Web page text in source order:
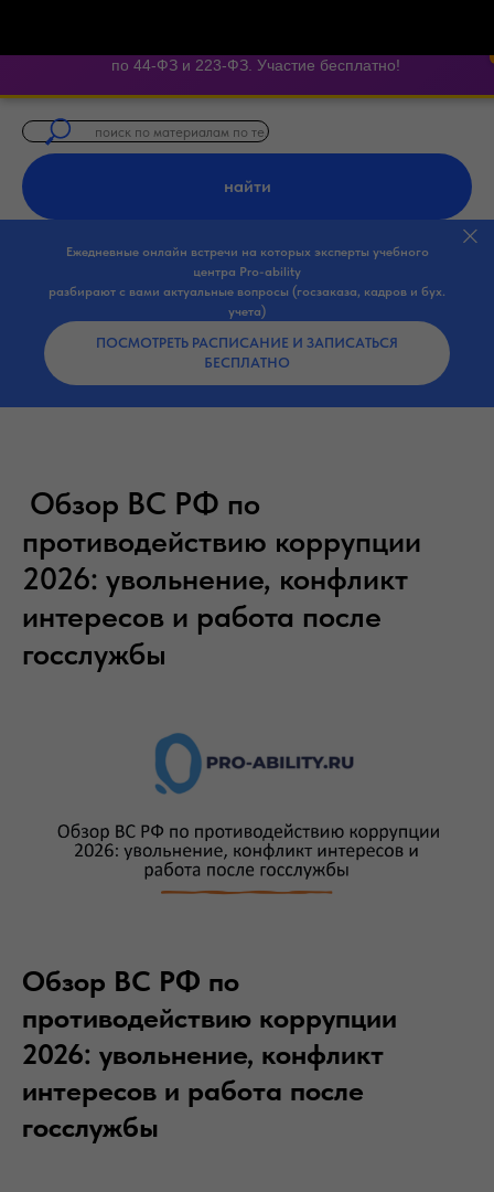
по 44-ФЗ и 223-ФЗ. Участие бесплатно!
найти
Ежедневные онлайн встречи на которых эксперты учебного
центра Pro-ability
разбирают с вами актуальные вопросы (госзаказа, кадров и бух.
учета)
ПОСМОТРЕТЬ РАСПИСАНИЕ И ЗАПИСАТЬСЯ
БЕСПЛАТНО
Обзор ВС РФ по
противодействию коррупции
2026: увольнение, конфликт
интересов и работа после
госслужбы
Обзор ВС РФ по
противодействию коррупции
2026: увольнение, конфликт
интересов и работа после
госслужбы